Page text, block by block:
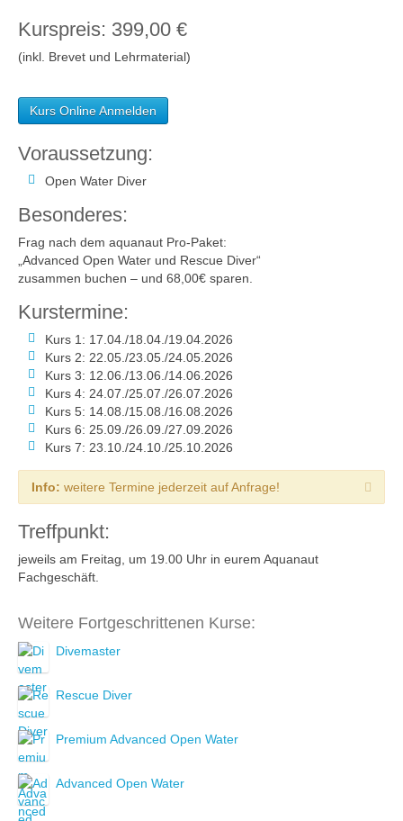
Kurspreis: 399,00 €
(inkl. Brevet und Lehrmaterial)
Kurs Online Anmelden
Voraussetzung:
Open Water Diver
Besonderes:
Frag nach dem aquanaut Pro-Paket:
„Advanced Open Water und Rescue Diver“
zusammen buchen – und 68,00€ sparen.
Kurstermine:
Kurs 1: 17.04./18.04./19.04.2026
Kurs 2: 22.05./23.05./24.05.2026
Kurs 3: 12.06./13.06./14.06.2026
Kurs 4: 24.07./25.07./26.07.2026
Kurs 5: 14.08./15.08./16.08.2026
Kurs 6: 25.09./26.09./27.09.2026
Kurs 7: 23.10./24.10./25.10.2026
Info: weitere Termine jederzeit auf Anfrage!
Treffpunkt:
jeweils am Freitag, um 19.00 Uhr in eurem Aquanaut
Fachgeschäft.
Weitere Fortgeschrittenen Kurse:
Divemaster
Rescue Diver
Premium Advanced Open Water
Advanced Open Water